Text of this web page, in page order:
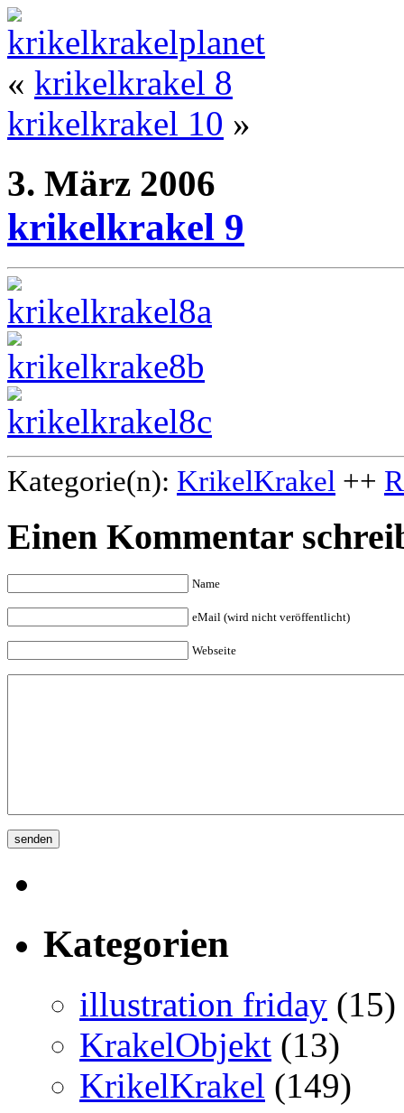
« krikelkrakel 8
krikelkrakel 10 »
3. März 2006
krikelkrakel 9
Kategorie(n): KrikelKrakel ++
Einen Kommentar
Name
eMail (wird nicht veröffentlicht)
Webseite
Kategorien
illustration friday (15)
KrakelObjekt (13)
KrikelKrakel (149)